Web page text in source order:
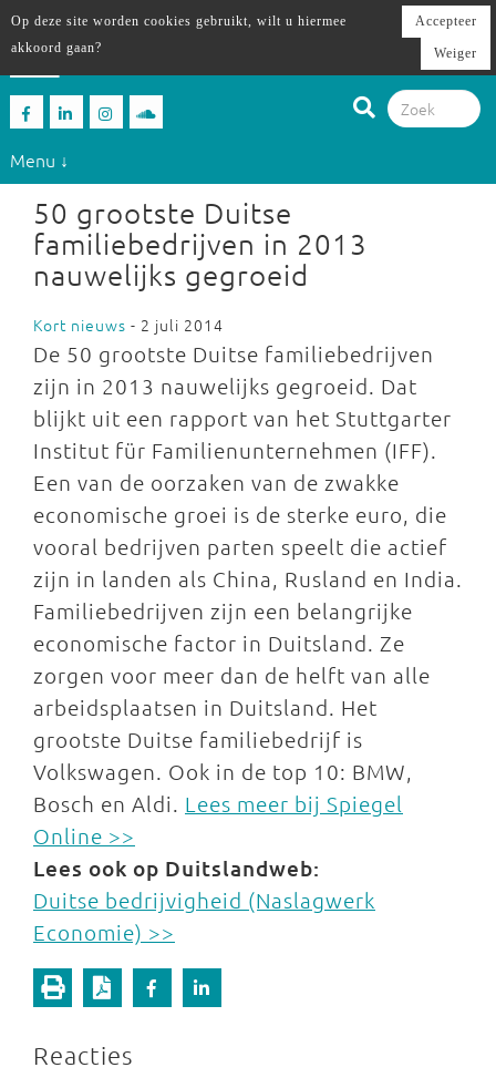
Menu ↓
50 grootste Duitse
familiebedrijven in 2013
nauwelijks gegroeid
Kort nieuws - 2 juli 2014
De 50 grootste Duitse familiebedrijven
zijn in 2013 nauwelijks gegroeid. Dat
blijkt uit een rapport van het Stuttgarter
Institut für Familienunternehmen (IFF).
Een van de oorzaken van de zwakke
economische groei is de sterke euro, die
vooral bedrijven parten speelt die actief
zijn in landen als China, Rusland en India.
Familiebedrijven zijn een belangrijke
economische factor in Duitsland. Ze
zorgen voor meer dan de helft van alle
arbeidsplaatsen in Duitsland. Het
grootste Duitse familiebedrijf is
Volkswagen. Ook in de top 10: BMW,
Bosch en Aldi. Lees meer bij Spiegel
Online >>
Lees ook op Duitslandweb:
Duitse bedrijvigheid (Naslagwerk
Economie) >>
Reacties
Op deze site worden cookies gebruikt, wilt u hiermee
akkoord gaan?
Accepteer
Weiger